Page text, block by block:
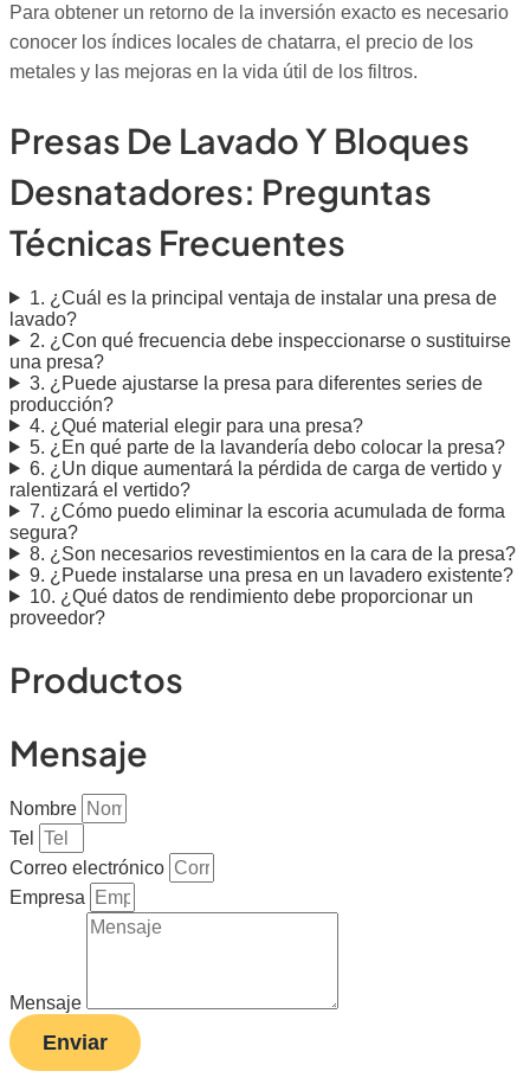
Para obtener un retorno de la inversión exacto es necesario
conocer los índices locales de chatarra, el precio de los
metales y las mejoras en la vida útil de los filtros.
Presas De Lavado Y Bloques
Desnatadores: Preguntas
Técnicas Frecuentes
1. ¿Cuál es la principal ventaja de instalar una presa de
lavado?
2. ¿Con qué frecuencia debe inspeccionarse o sustituirse
una presa?
3. ¿Puede ajustarse la presa para diferentes series de
producción?
4. ¿Qué material elegir para una presa?
5. ¿En qué parte de la lavandería debo colocar la presa?
6. ¿Un dique aumentará la pérdida de carga de vertido y
ralentizará el vertido?
7. ¿Cómo puedo eliminar la escoria acumulada de forma
segura?
8. ¿Son necesarios revestimientos en la cara de la presa?
9. ¿Puede instalarse una presa en un lavadero existente?
10. ¿Qué datos de rendimiento debe proporcionar un
proveedor?
Productos
Mensaje
Nombre
Tel
Correo electrónico
Empresa
Mensaje
Enviar